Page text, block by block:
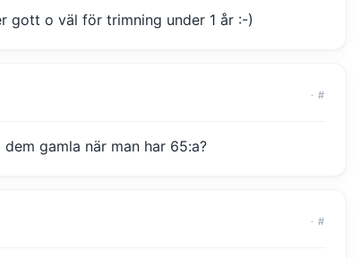
gott o väl för trimning under 1 år :-)
· #
gamla när man har 65:a?
· #